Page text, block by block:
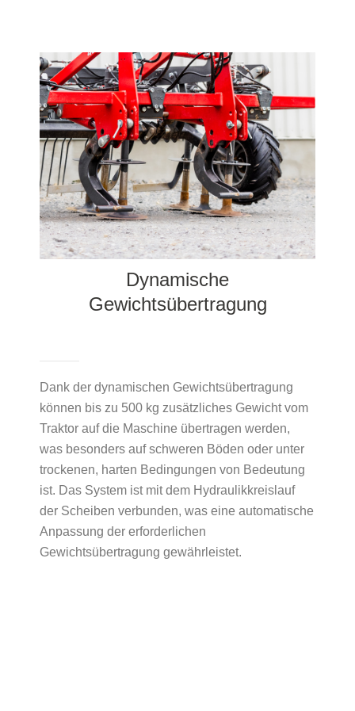
Dynamische
Gewichtsübertragung
Dank der dynamischen Gewichtsübertragung
können bis zu 500 kg zusätzliches Gewicht vom
Traktor auf die Maschine übertragen werden,
was besonders auf schweren Böden oder unter
trockenen, harten Bedingungen von Bedeutung
ist. Das System ist mit dem Hydraulikkreislauf
der Scheiben verbunden, was eine automatische
Anpassung der erforderlichen
Gewichtsübertragung gewährleistet.